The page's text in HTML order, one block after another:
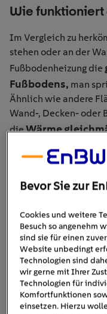
Wie funktioniert
Im Vergleich zu
stehen oder an der
Fußbodenheizung die
Fußbodens, man
Ähnlich wie andere
Wand-, Decken- oder
dieWärme
konventionelle
oder einer
Welche Arten
es?
Es gibt zwei Arten
Elektrische
Wasserführende
Bevor Sie zur
Cookies und weitere
Besuch so angenehm
sind sie für einen
Website unbedingt
Technologien sind
wir gerne mit Ihrer
Technologien für
Komfortfunktionen
einsetzen. Hierzu